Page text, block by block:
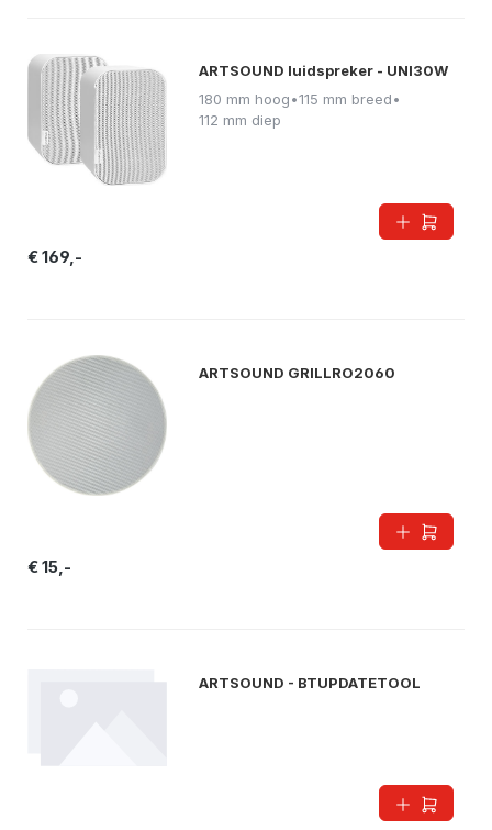
ARTSOUND luidspreker - UNI30W
180 mm hoog•115 mm breed•
112 mm diep
€ 169,-
ARTSOUND GRILLRO2060
€ 15,-
ARTSOUND - BTUPDATETOOL